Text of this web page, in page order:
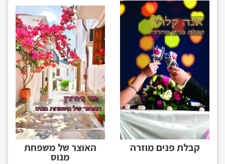
קבלת פנים מוזרה האוצר של משפחת
מנוס